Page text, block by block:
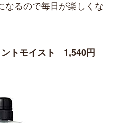
なるので毎日が楽しくな
ントモイスト 1,540円